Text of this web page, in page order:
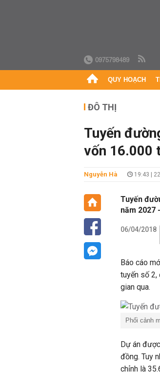
0975798489
QUY HOẠCH
ĐÔ THỊ
Tuyến
vốn 16.000
Nguyễn Hà 19:43 |
Tuyến
năm 2027
06/04/2018
Báo cáo
tuyến số 2,
gian qua.
Phối cảnh
Dự án
đồng. Tuy
chỉnh là